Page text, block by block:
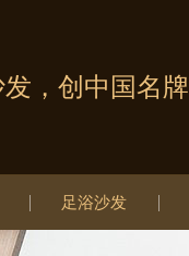
，创中国名牌
足浴沙发